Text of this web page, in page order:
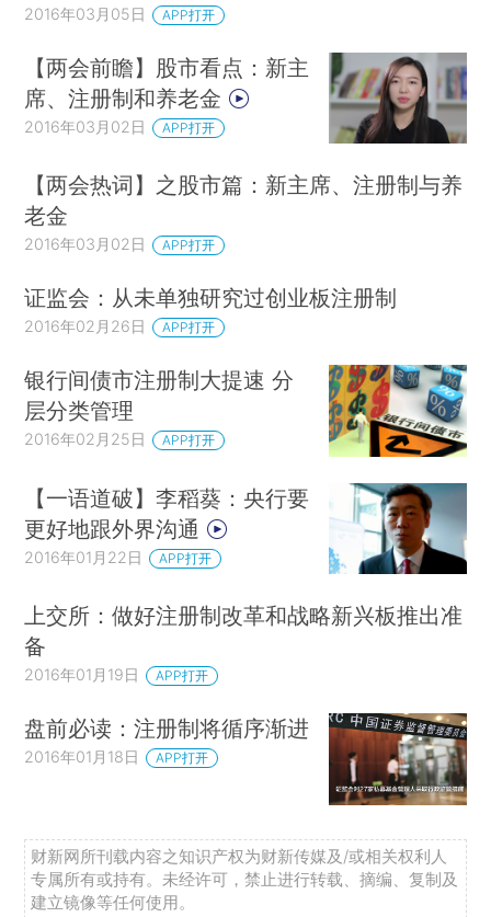
2016年03月05日 APP打开
【两会前瞻】股市看点：新主
席、注册制和养老金
2016年03月02日 APP打开
【两会热词】之股市篇：新主席、注册制与养
老金
2016年03月02日 APP打开
证监会：从未单独研究过创业板注册制
2016年02月26日 APP打开
银行间债市注册制大提速 分
层分类管理
2016年02月25日 APP打开
【一语道破】李稻葵：央行要
更好地跟外界沟通
2016年01月22日 APP打开
上交所：做好注册制改革和战略新兴板推出准
备
2016年01月19日 APP打开
盘前必读：注册制将循序渐进
2016年01月18日 APP打开
财新网所刊载内容之知识产权为财新传媒及/或相关权利人
专属所有或持有。未经许可，禁止进行转载、摘编、复制及
建立镜像等任何使用。